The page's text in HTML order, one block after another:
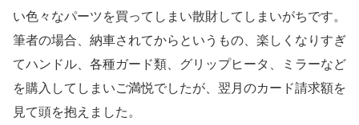
い色々なパーツを買ってしまい散財してしまいがちです。
筆者の場合、納車されてからというもの、楽しくなりすぎ
てハンドル、各種ガード類、グリップヒータ、ミラーなど
を購入してしまいご満悦でしたが、翌月のカード請求額を
見て頭を抱えました。